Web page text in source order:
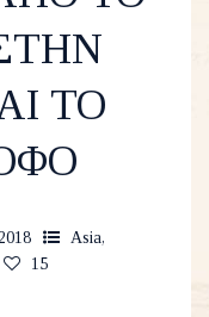
ΤΟ
Asia,
15